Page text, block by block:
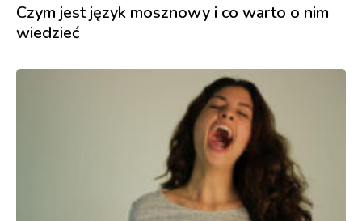
Czym jest język mosznowy i co warto o nim
wiedzieć